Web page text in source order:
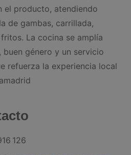
el producto, atendiendo
de gambas, carrillada,
La cocina se amplía
buen género y un servicio
refuerza la experiencia local
126